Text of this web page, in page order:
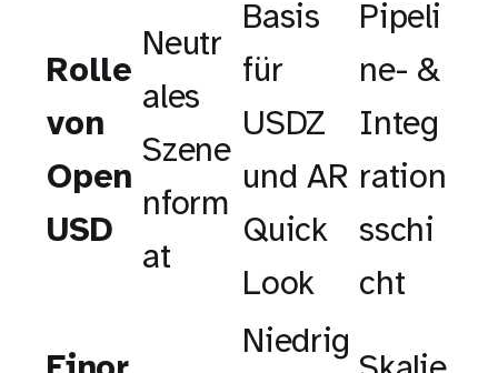
Rolle
von
Open
USD
Neutr
ales
Szene
nform
at
Basis
für
USDZ
und AR
Quick
Look
Pipeli
ne- &
Integ
ration
sschi
cht
Niedrig